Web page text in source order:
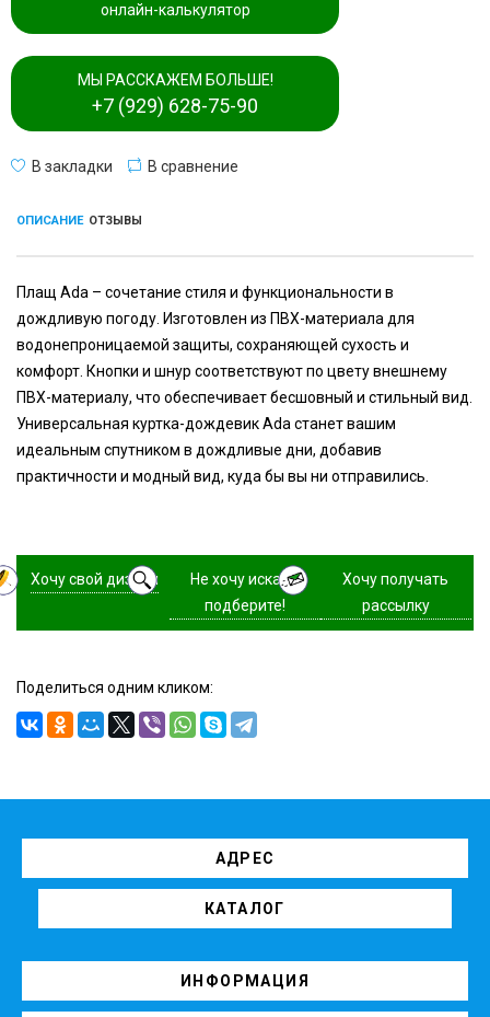
онлайн-калькулятор
МЫ РАССКАЖЕМ БОЛЬШЕ!
+7 (929) 628-75-90
В закладки В сравнение
ОПИСАНИЕ ОТЗЫВЫ
Плащ Ada – сочетание стиля и функциональности в
дождливую погоду. Изготовлен из ПВХ-материала для
водонепроницаемой защиты, сохраняющей сухость и
комфорт. Кнопки и шнур соответствуют по цвету внешнему
ПВХ-материалу, что обеспечивает бесшовный и стильный вид.
Универсальная куртка-дождевик Ada станет вашим
идеальным спутником в дождливые дни, добавив
практичности и модный вид, куда бы вы ни отправились.
Хочу свой дизайн
Не хочу искать,
подберите!
Хочу получать
рассылку
Поделиться одним кликом:
АДРЕС
КАТАЛОГ
ИНФОРМАЦИЯ